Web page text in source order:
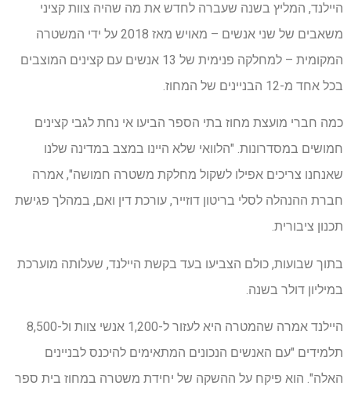
היילנד, המליץ ​​בשנה שעברה לחדש את מה שהיה צוות קציני
משאבים של שני אנשים – מאויש מאז 2018 על ידי המשטרה
המקומית – למחלקה פנימית של 13 אנשים עם קצינים המוצבים
בכל אחד מ-12 הבניינים של המחוז.
כמה חברי מועצת מחוז בתי הספר הביעו אי נחת לגבי קצינים
חמושים במסדרונות. "הלוואי שלא היינו במצב במדינה שלנו
שאנחנו צריכים אפילו לשקול מחלקת משטרה חמושה", אמרה
חברת ההנהלה לסלי בריטון דוזייר, עורכת דין ואם, במהלך פגישת
תכנון ציבורית.
בתוך שבועות, כולם הצביעו בעד בקשת היילנד, שעלותה מוערכת
במיליון דולר בשנה.
היילנד אמרה שהמטרה היא לעזור ל-1,200 אנשי צוות ול-8,500
תלמידים "עם האנשים הנכונים המתאימים להיכנס לבניינים
האלה". הוא פיקח על ההשקה של יחידת משטרה במחוז בית ספר